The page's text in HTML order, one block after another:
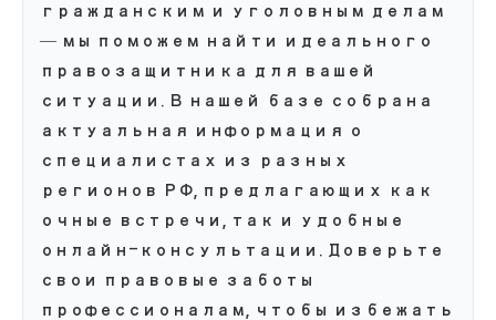
гражданским и уголовным делам
— мы поможем найти идеального
правозащитника для вашей
ситуации. В нашей базе собрана
актуальная информация о
специалистах из разных
регионов РФ, предлагающих как
очные встречи, так и удобные
онлайн-консультации. Доверьте
свои правовые заботы
профессионалам, чтобы избежать